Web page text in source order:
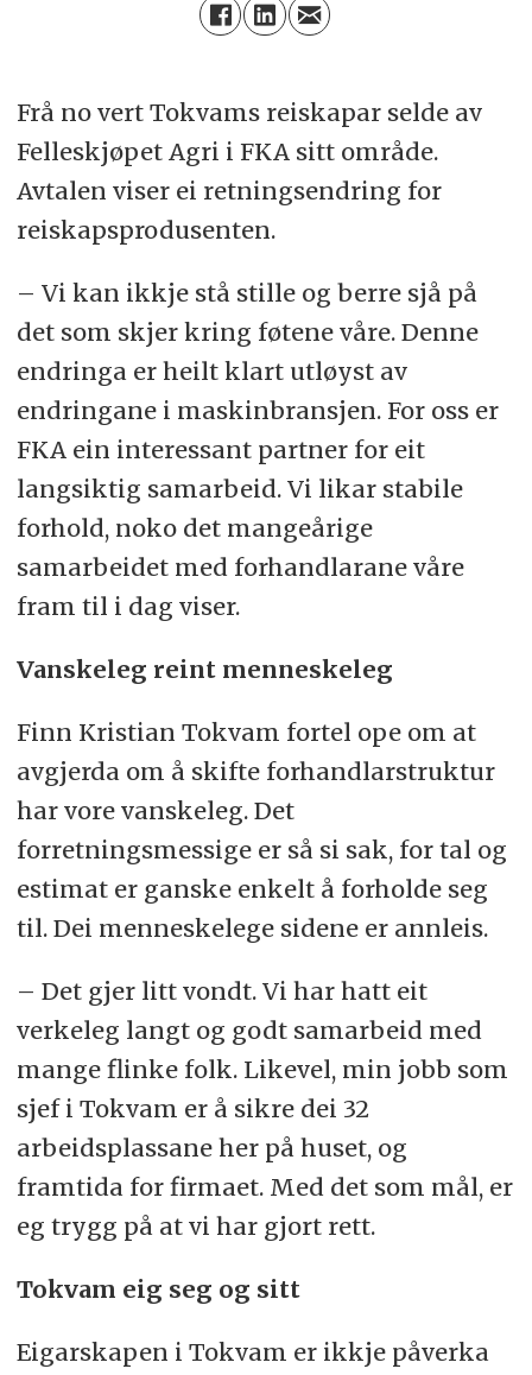
Frå no vert Tokvams reiskapar selde av
Felleskjøpet Agri i FKA sitt område.
Avtalen viser ei retningsendring for
reiskapsprodusenten.
– Vi kan ikkje stå stille og berre sjå på
det som skjer kring føtene våre. Denne
endringa er heilt klart utløyst av
endringane i maskinbransjen. For oss er
FKA ein interessant partner for eit
langsiktig samarbeid. Vi likar stabile
forhold, noko det mangeårige
samarbeidet med forhandlarane våre
fram til i dag viser.
Vanskeleg reint menneskeleg
Finn Kristian Tokvam fortel ope om at
avgjerda om å skifte forhandlarstruktur
har vore vanskeleg. Det
forretningsmessige er så si sak, for tal og
estimat er ganske enkelt å forholde seg
til. Dei menneskelege sidene er annleis.
– Det gjer litt vondt. Vi har hatt eit
verkeleg langt og godt samarbeid med
mange flinke folk. Likevel, min jobb som
sjef i Tokvam er å sikre dei 32
arbeidsplassane her på huset, og
framtida for firmaet. Med det som mål, er
eg trygg på at vi har gjort rett.
Tokvam eig seg og sitt
Eigarskapen i Tokvam er ikkje påverka